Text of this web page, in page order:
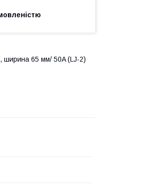
ширина 65 мм/ 50A (LJ-2)